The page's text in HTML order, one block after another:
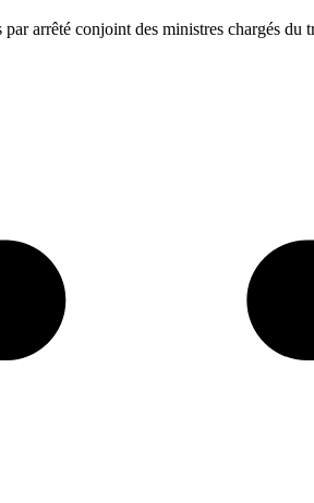
arrêté conjoint des ministres chargés